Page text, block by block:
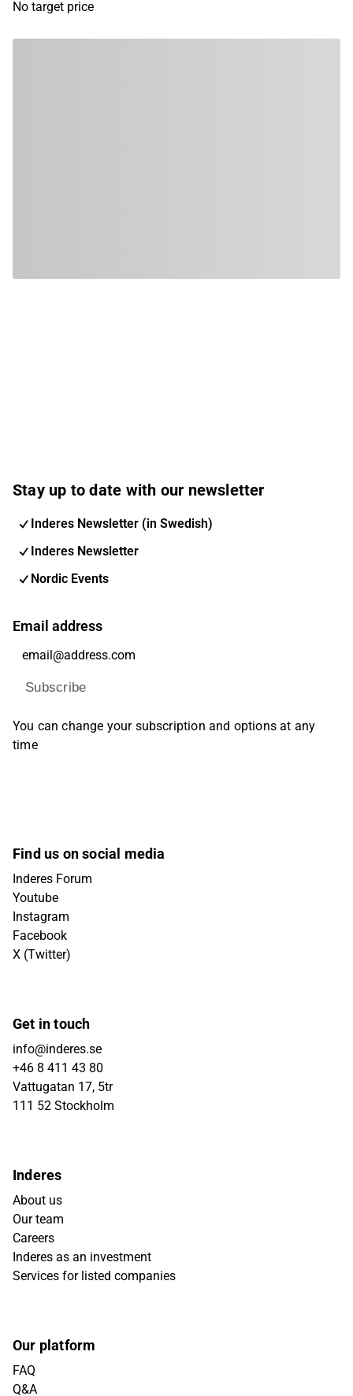
No target price
Stay up to date with our newsletter
Inderes Newsletter (in Swedish)
Inderes Newsletter
Nordic Events
Email address
Subscribe
You can change your subscription and options at any
time
Find us on social media
Inderes Forum
Youtube
Instagram
Facebook
X (Twitter)
Get in touch
info@inderes.se
+46 8 411 43 80
Vattugatan 17, 5tr
111 52 Stockholm
Inderes
About us
Our team
Careers
Inderes as an investment
Services for listed companies
Our platform
FAQ
Q&A